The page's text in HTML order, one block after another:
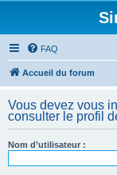
FAQ
Accueil du forum
Vous devez vous
consulter le profil
Nom d’utilisateur :